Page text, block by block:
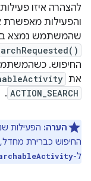
להצהרה איזו
והפעילות
שהמשתמש נמצא
החיפוש.
את
ACTION_SEARCH
.
הערה: הפעילות
החיפוש כברירת
ל-